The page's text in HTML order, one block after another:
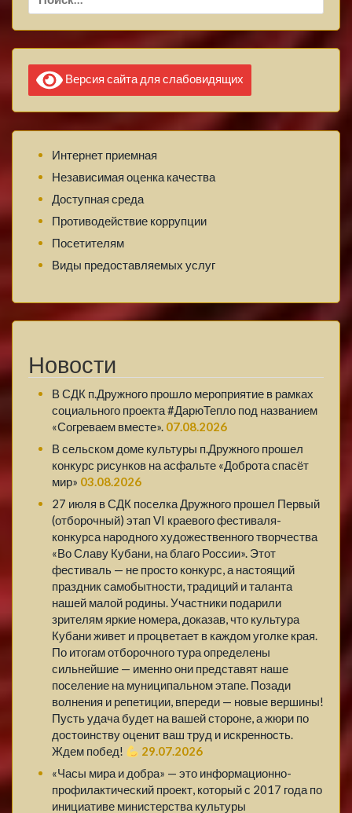
Версия сайта для слабовидящих
Интернет приемная
Независимая оценка качества
Доступная среда
Противодействие коррупции
Посетителям
Виды предоставляемых услуг
Новости
В СДК п.Дружного прошло мероприятие в рамках
социального проекта #ДарюТепло под названием
«Согреваем вместе». 07.08.2026
В сельском доме культуры п.Дружного прошел
конкурс рисунков на асфальте «Доброта спасёт
мир» 03.08.2026
27 июля в СДК поселка Дружного прошел Первый
(отборочный) этап VI краевого фестиваля-
конкурса народного художественного творчества
«Во Славу Кубани, на благо России». Этот
фестиваль — не просто конкурс, а настоящий
праздник самобытности, традиций и таланта
нашей малой родины. Участники подарили
зрителям яркие номера, доказав, что культура
Кубани живет и процветает в каждом уголке края.
По итогам отборочного тура определены
сильнейшие — именно они представят наше
поселение на муниципальном этапе. Позади
волнения и репетиции, впереди — новые вершины!
Пусть удача будет на вашей стороне, а жюри по
достоинству оценит ваш труд и искренность.
Ждем побед!
29.07.2026
«Часы мира и добра» — это информационно-
профилактический проект, который с 2017 года по
инициативе министерства культуры